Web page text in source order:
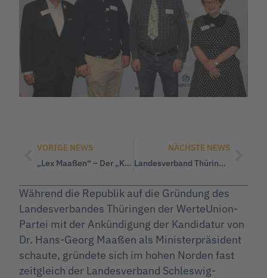
VORIGE NEWS
„Lex Maaßen“ – Der „Kampf gegen Rechts“ erreicht die Beamten.
NÄCHSTE NEWS
Landesverband Thüringen gegründet
Während die Republik auf die Gründung des
Landesverbandes Thüringen der WerteUnion-
Partei mit der Ankündigung der Kandidatur von
Dr. Hans-Georg Maaßen als Ministerpräsident
schaute, gründete sich im hohen Norden fast
zeitgleich der Landesverband Schleswig-